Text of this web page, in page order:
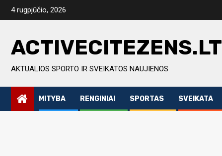
4 rugpjūčio, 2026
ACTIVECITEZENS.LT
AKTUALIOS SPORTO IR SVEIKATOS NAUJIENOS
MITYBA RENGINIAI SPORTAS SVEIKATA